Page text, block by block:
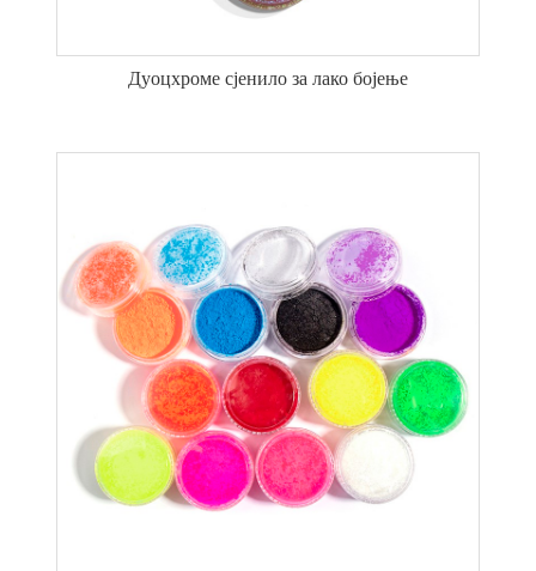
Дуоцхроме сјенило за лако бојење